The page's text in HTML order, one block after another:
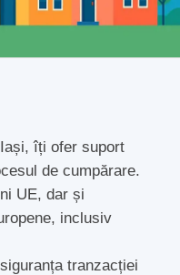
îți ofer suport
de cumpărare.
UE, dar și
inclusiv
tranzacției